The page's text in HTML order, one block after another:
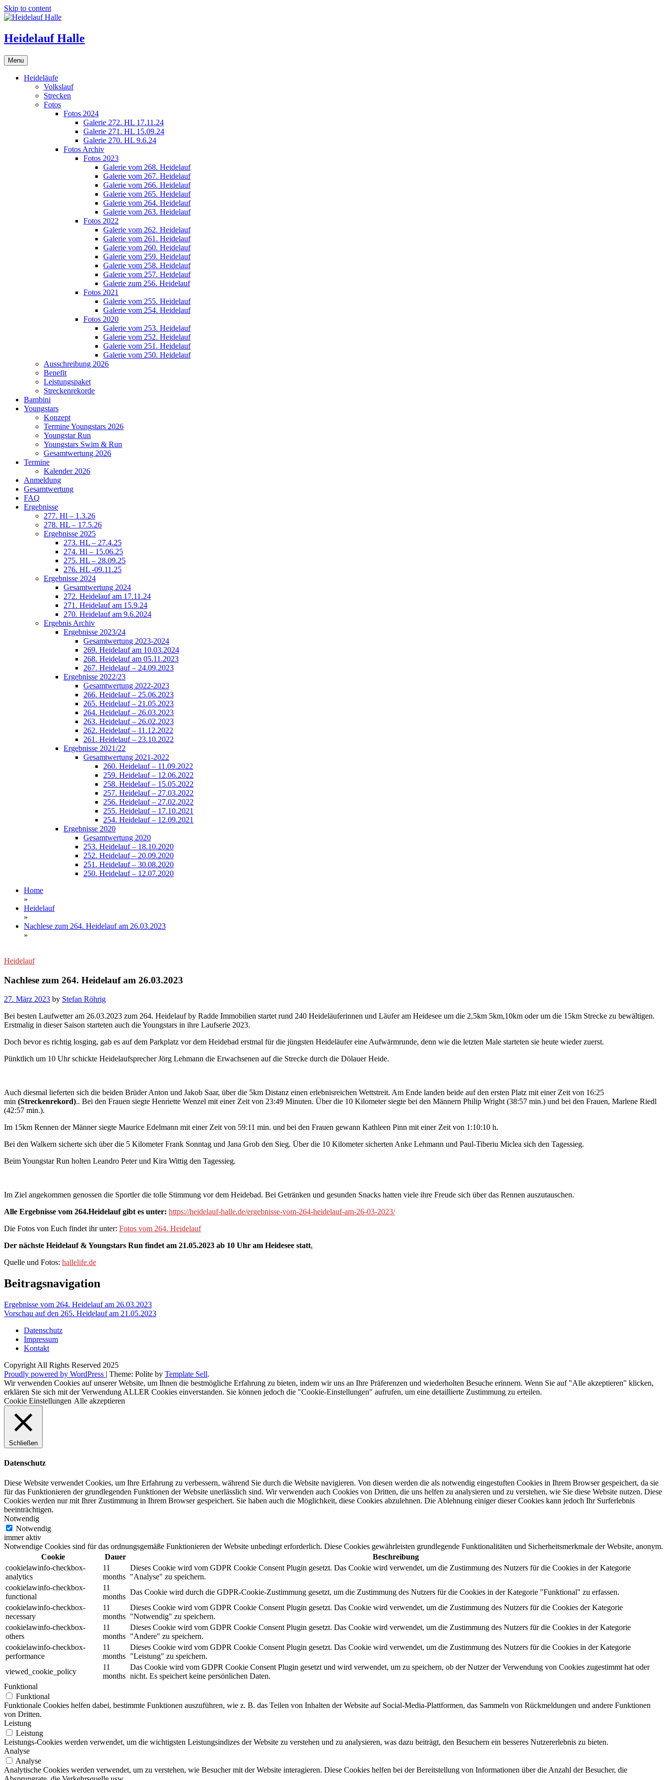
Skip to content
Heidelauf Halle
Menu
Heideläufe
Volkslauf
Strecken
Fotos
Fotos 2024
Galerie 272. HL 17.11.24
Galerie 271. HL 15.09.24
Galerie 270. HL 9.6.24
Fotos Archiv
Fotos 2023
Galerie vom 268. Heidelauf
Galerie vom 267. Heidelauf
Galerie vom 266. Heidelauf
Galerie vom 265. Heidelauf
Galerie vom 264. Heidelauf
Galerie vom 263. Heidelauf
Fotos 2022
Galerie vom 262. Heidelauf
Galerie vom 261. Heidelauf
Galerie vom 260. Heidelauf
Galerie vom 259. Heidelauf
Galerie vom 258. Heidelauf
Galerie vom 257. Heidelauf
Galerie zum 256. Heidelauf
Fotos 2021
Galerie vom 255. Heidelauf
Galerie vom 254. Heidelauf
Fotos 2020
Galerie vom 253. Heidelauf
Galerie vom 252. Heidelauf
Galerie vom 251. Heidelauf
Galerie vom 250. Heidelauf
Ausschreibung 2026
Benefit
Leistungspaket
Streckenrekorde
Bambini
Youngstars
Konzept
Termine Youngstars 2026
Youngstar Run
Youngstars Swim & Run
Gesamtwertung 2026
Termine
Kalender 2026
Anmeldung
Gesamtwertung
FAQ
Ergebnisse
277. Hl – 1.3.26
278. HL – 17.5.26
Ergebnisse 2025
273. HL – 27.4.25
274. Hl – 15.06.25
275. HL – 28.09.25
276. HL -09.11.25
Ergebnisse 2024
Gesamtwertung 2024
272. Heidelauf am 17.11.24
271. Heidelauf am 15.9.24
270. Heidelauf am 9.6.2024
Ergebnis Archiv
Ergebnisse 2023/24
Gesamtwertung 2023-2024
269. Heidelauf am 10.03.2024
268. Heidelauf am 05.11.2023
267. Heidelauf – 24.09.2023
Ergebnisse 2022/23
Gesamtwertung 2022-2023
266. Heidelauf – 25.06.2023
265. Heidelauf – 21.05.2023
264. Heidelauf – 26.03.2023
263. Heidelauf – 26.02.2023
262. Heidelauf – 11.12.2022
261. Heidelauf – 23.10.2022
Ergebnisse 2021/22
Gesamtwertung 2021-2022
260. Heidelauf – 11.09.2022
259. Heidelauf – 12.06.2022
258. Heidelauf – 15.05.2022
257. Heidelauf – 27.03.2022
256. Heidelauf – 27.02.2022
255. Heidelauf – 17.10.2021
254. Heidelauf – 12.09.2021
Ergebnisse 2020
Gesamtwertung 2020
253. Heidelauf – 18.10.2020
252. Heidelauf – 20.09.2020
251. Heidelauf – 30.08.2020
250. Heidelauf – 12.07.2020
Home
»
Heidelauf
»
Nachlese zum 264. Heidelauf am 26.03.2023
»
Heidelauf
Nachlese zum 264. Heidelauf am 26.03.2023
27. März 2023 by Stefan Röhrig
Bei besten Laufwetter am 26.03.2023 zum 264. Heidelauf by Radde Immobilien startet rund 240 Heideläuferinnen und Läufer am Heidesee um die 2,5km 5km,10km oder um die 15km Strecke zu bewältigen.
Erstmalig in dieser Saison starteten auch die Youngstars in ihre Laufserie 2023.
Doch bevor es richtig losging, gab es auf dem Parkplatz vor dem Heidebad erstmal für die jüngsten Heideläufer eine Aufwärmrunde, denn wie die letzten Male starteten sie heute wieder zuerst.
Pünktlich um 10 Uhr schickte Heidelaufsprecher Jörg Lehmann die Erwachsenen auf die Strecke durch die Dölauer Heide.
Auch diesmal lieferten sich die beiden Brüder Anton und Jakob Saar, über die 5km Distanz einen erlebnisreichen Wettstreit. Am Ende landen beide auf den ersten Platz mit einer Zeit von 16:25
min (Streckenrekord).. Bei den Frauen siegte Henriette Wenzel mit einer Zeit von 23:49 Minuten. Über die 10 Kilometer siegte bei den Männern Philip Wright (38:57 min.) und bei den Frauen, Marlene Riedl
(42:57 min.).
Im 15km Rennen der Männer siegte Maurice Edelmann mit einer Zeit von 59:11 min. und bei den Frauen gewann Kathleen Pinn mit einer Zeit von 1:10:10 h.
Bei den Walkern sicherte sich über die 5 Kilometer Frank Sonntag und Jana Grob den Sieg. Über die 10 Kilometer sicherten Anke Lehmann und Paul-Tiberiu Miclea sich den Tagessieg.
Beim Youngstar Run holten Leandro Peter und Kira Wittig den Tagessieg.
Im Ziel angekommen genossen die Sportler die tolle Stimmung vor dem Heidebad. Bei Getränken und gesunden Snacks hatten viele ihre Freude sich über das Rennen auszutauschen.
Alle Ergebnisse vom 264.Heidelauf gibt es unter: https://heidelauf-halle.de/ergebnisse-vom-264-heidelauf-am-26-03-2023/
Die Fotos von Euch findet ihr unter: Fotos vom 264. Heidelauf
Der nächste Heidelauf & Youngstars Run findet am 21.05.2023 ab 10 Uhr am Heidesee statt.
Quelle und Fotos: hallelife.de
Beitragsnavigation
Ergebnisse vom 264. Heidelauf am 26.03.2023
Vorschau auf den 265. Heidelauf am 21.05.2023
Datenschutz
Impressum
Kontakt
Copyright All Rights Reserved 2025
Proudly powered by WordPress | Theme: Polite by Template Sell.
Wir verwenden Cookies auf unserer Website, um Ihnen die bestmögliche Erfahrung zu bieten, indem wir uns an Ihre Präferenzen und wiederholten Besuche erinnern. Wenn Sie auf "Alle akzeptieren" klicken,
erklären Sie sich mit der Verwendung ALLER Cookies einverstanden. Sie können jedoch die "Cookie-Einstellungen" aufrufen, um eine detaillierte Zustimmung zu erteilen.
Cookie Einstellungen Alle akzeptieren
Schließen
Datenschutz
Diese Website verwendet Cookies, um Ihre Erfahrung zu verbessern, während Sie durch die Website navigieren. Von diesen werden die als notwendig eingestuften Cookies in Ihrem Browser gespeichert, da sie
für das Funktionieren der grundlegenden Funktionen der Website unerlässlich sind. Wir verwenden auch Cookies von Dritten, die uns helfen zu analysieren und zu verstehen, wie Sie diese Website nutzen. Diese
Cookies werden nur mit Ihrer Zustimmung in Ihrem Browser gespeichert. Sie haben auch die Möglichkeit, diese Cookies abzulehnen. Die Ablehnung einiger dieser Cookies kann jedoch Ihr Surferlebnis
beeinträchtigen.
Notwendig
Notwendig
immer aktiv
Notwendige Cookies sind für das ordnungsgemäße Funktionieren der Website unbedingt erforderlich. Diese Cookies gewährleisten grundlegende Funktionalitäten und Sicherheitsmerkmale der Website, anonym.
Cookie
Dauer
Beschreibung
cookielawinfo-checkbox-
analytics
11
months
Dieses Cookie wird vom GDPR Cookie Consent Plugin gesetzt. Das Cookie wird verwendet, um die Zustimmung des Nutzers für die Cookies in der Kategorie
"Analyse" zu speichern.
cookielawinfo-checkbox-
functional
11
months
Das Cookie wird durch die GDPR-Cookie-Zustimmung gesetzt, um die Zustimmung des Nutzers für die Cookies in der Kategorie "Funktional" zu erfassen.
cookielawinfo-checkbox-
necessary
11
months
Dieses Cookie wird vom GDPR Cookie Consent Plugin gesetzt. Das Cookie wird verwendet, um die Zustimmung des Nutzers für die Cookies der Kategorie
"Notwendig" zu speichern.
cookielawinfo-checkbox-
others
11
months
Dieses Cookie wird vom GDPR Cookie Consent Plugin gesetzt. Das Cookie wird verwendet, um die Zustimmung des Nutzers für die Cookies in der Kategorie
"Andere" zu speichern.
cookielawinfo-checkbox-
performance
11
months
Dieses Cookie wird vom GDPR Cookie Consent Plugin gesetzt. Das Cookie wird verwendet, um die Zustimmung des Nutzers für die Cookies in der Kategorie
"Leistung" zu speichern.
viewed_cookie_policy
11
months
Das Cookie wird vom GDPR Cookie Consent Plugin gesetzt und wird verwendet, um zu speichern, ob der Nutzer der Verwendung von Cookies zugestimmt hat oder
nicht. Es speichert keine persönlichen Daten.
Funktional
Funktional
Funktionale Cookies helfen dabei, bestimmte Funktionen auszuführen, wie z. B. das Teilen von Inhalten der Website auf Social-Media-Plattformen, das Sammeln von Rückmeldungen und andere Funktionen
von Dritten.
Leistung
Leistung
Leistungs-Cookies werden verwendet, um die wichtigsten Leistungsindizes der Website zu verstehen und zu analysieren, was dazu beiträgt, den Besuchern ein besseres Nutzererlebnis zu bieten.
Analyse
Analyse
Analytische Cookies werden verwendet, um zu verstehen, wie Besucher mit der Website interagieren. Diese Cookies helfen bei der Bereitstellung von Informationen über die Anzahl der Besucher, die